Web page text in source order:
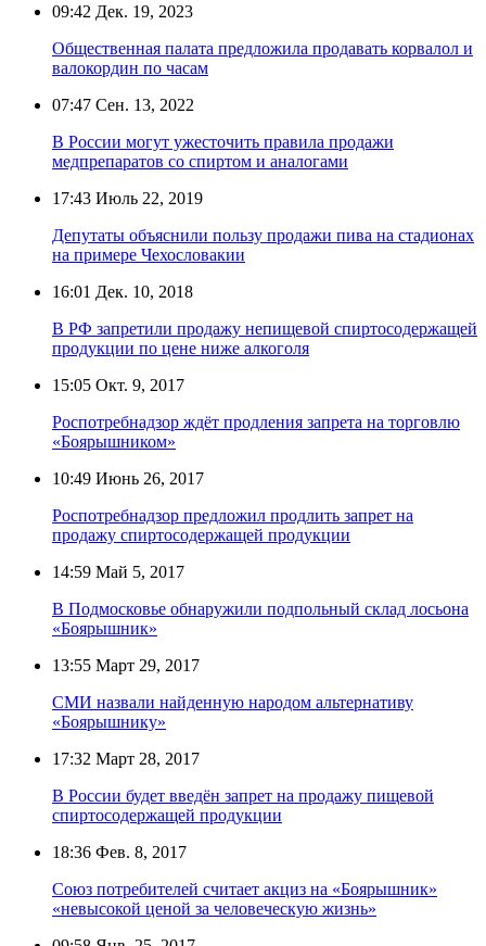
09:42 Дек. 19, 2023
Общественная палата предложила продавать корвалол и
валокордин по часам
07:47 Сен. 13, 2022
В России могут ужесточить правила продажи
медпрепаратов со спиртом и аналогами
17:43 Июль 22, 2019
Депутаты объяснили пользу продажи пива на стадионах
на примере Чехословакии
16:01 Дек. 10, 2018
В РФ запретили продажу непищевой спиртосодержащей
продукции по цене ниже алкоголя
15:05 Окт. 9, 2017
Роспотребнадзор ждёт продления запрета на торговлю
«Боярышником»
10:49 Июнь 26, 2017
Роспотребнадзор предложил продлить запрет на
продажу спиртосодержащей продукции
14:59 Май 5, 2017
В Подмосковье обнаружили подпольный склад лосьона
«Боярышник»
13:55 Март 29, 2017
СМИ назвали найденную народом альтернативу
«Боярышнику»
17:32 Март 28, 2017
В России будет введён запрет на продажу пищевой
спиртосодержащей продукции
18:36 Фев. 8, 2017
Союз потребителей считает акциз на «Боярышник»
«невысокой ценой за человеческую жизнь»